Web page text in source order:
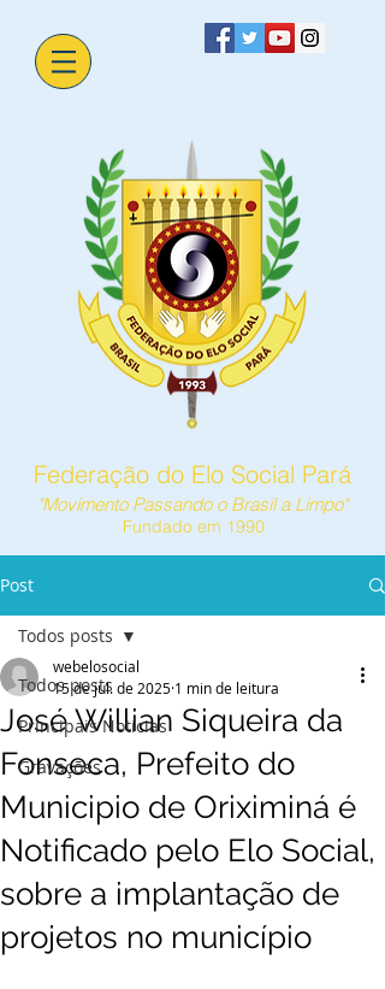
Federação do Elo Social Pará
"Movimento Passando o Brasil a Limpo"
Fundado em 1990
Post
Todos posts
Principais Notícias
Gravações
Todos posts
José Willian Siqueira da
Fonseca, Prefeito do
Municipio de Oriximiná é
Notificado pelo Elo Social,
sobre a implantação de
projetos no município
webelosocial
15 de jul. de 2025 1 min de leitura